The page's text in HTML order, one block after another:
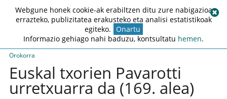
Orokorra
Euskal txorien Pavarotti
urretxuarra da (169. alea)
Webgune honek cookie-ak erabiltzen ditu zure nabigazioa
errazteko, publizitatea erakusteko eta analisi estatistikoak
egiteko. Onartu
Informazio gehiago nahi baduzu, kontsultatu hemen.